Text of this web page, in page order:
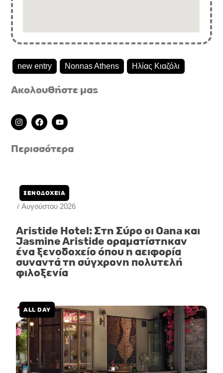
new entry Nonnas Athens Ηλίας Κιαζόλι
Ακολουθήστε μας
I
n
s
a
F
a
c
b
Y
o
u
u
b
Περισσότερα
7 Αυγούστου 2026
ΞΕΝΟΔΟΧΕΙΑ
Aristide Hotel: Στη Σύρο οι Oana και
Jasmine Aristide οραματίστηκαν
ένα ξενοδοχείο όπου η αειφορία
συναντά τη σύγχρονη πολυτελή
φιλοξενία
ALL DAY